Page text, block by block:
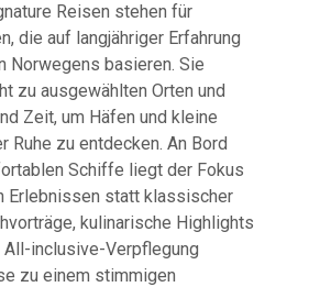
Reisen stehen für
die auf langjähriger Erfahrung
Norwegens basieren. Sie
zu ausgewählten Orten und
Zeit, um Häfen und kleine
Ruhe zu entdecken. An Bord
Schiffe liegt der Fokus
Erlebnissen statt klassischer
kulinarische Highlights
All-inclusive-Verpflegung
zu einem stimmigen